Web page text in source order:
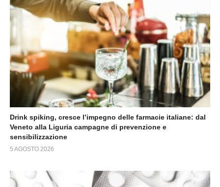
Drink spiking, cresce l’impegno delle farmacie italiane: dal
Veneto alla Liguria campagne di prevenzione e
sensibilizzazione
5 AGOSTO 2026